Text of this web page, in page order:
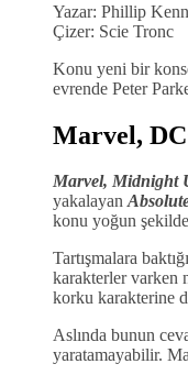
Yazar: Phillip
Çizer: Scie Tronc
Konu yeni bir
evrende Peter
Marvel,
Marvel, Midnight
yakalayan
konu yoğun şekilde
Tartışmalara
karakterler varken
korku karakterine
Aslında bunun
yaratamayabilir.